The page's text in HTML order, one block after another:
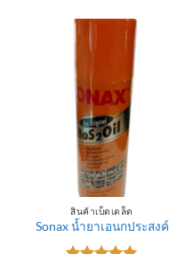
สินค้าเบ็ดเตล็ด
Sonax น้ำยาเอนกประสงค์